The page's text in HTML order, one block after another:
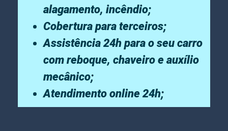
alagamento, incêndio;
Cobertura para terceiros;
Assistência 24h para o seu carro
com reboque, chaveiro e auxílio
mecânico;
Atendimento online 24h;